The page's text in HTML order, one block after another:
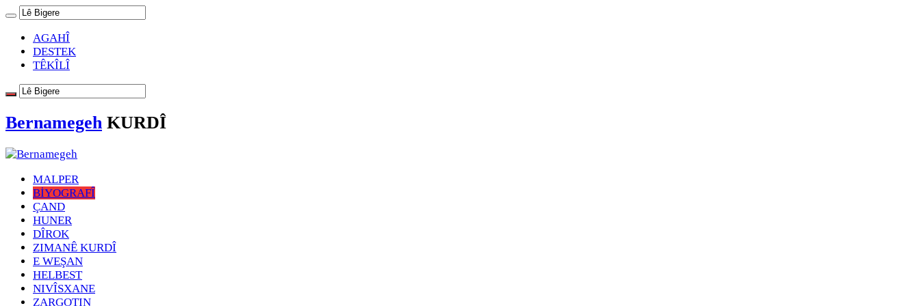
AGAHÎ
DESTEK
TÊKÎLÎ
Bernamegeh KURDÎ
MALPER
BİYOGRAFÎ
ÇAND
HUNER
DÎROK
ZIMANÊ KURDÎ
E WEŞAN
HELBEST
NIVÎSXANE
ZARGOTIN